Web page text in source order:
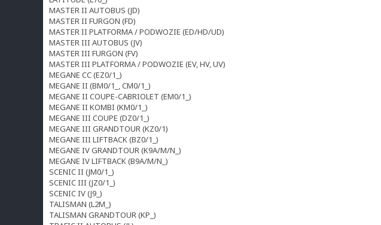
MASTER II AUTOBUS (JD)
MASTER II FURGON (FD)
MASTER II PLATFORMA / PODWOZIE (ED/HD/UD)
MASTER III AUTOBUS (JV)
MASTER III FURGON (FV)
MASTER III PLATFORMA / PODWOZIE (EV, HV, UV)
MEGANE CC (EZ0/1_)
MEGANE II (BM0/1_, CM0/1_)
MEGANE II COUPE-CABRIOLET (EM0/1_)
MEGANE II KOMBI (KM0/1_)
MEGANE III COUPE (DZ0/1_)
MEGANE III GRANDTOUR (KZ0/1)
MEGANE III LIFTBACK (BZ0/1_)
MEGANE IV GRANDTOUR (K9A/M/N_)
MEGANE IV LIFTBACK (B9A/M/N_)
SCENIC II (JM0/1_)
SCENIC III (JZ0/1_)
SCENIC IV (J9_)
TALISMAN (L2M_)
TALISMAN GRANDTOUR (KP_)